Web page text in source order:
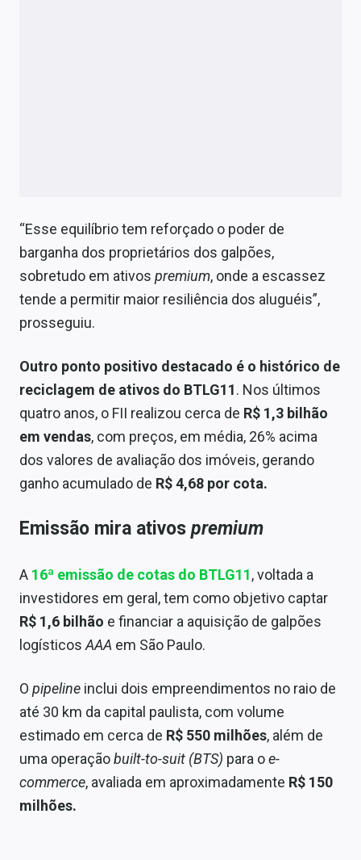
“Esse equilíbrio tem reforçado o poder de
barganha dos proprietários dos galpões,
sobretudo em ativos premium, onde a escassez
tende a permitir maior resiliência dos aluguéis”,
prosseguiu.
Outro ponto positivo destacado é o histórico de
reciclagem de ativos do BTLG11. Nos últimos
quatro anos, o FII realizou cerca de R$ 1,3 bilhão
em vendas, com preços, em média, 26% acima
dos valores de avaliação dos imóveis, gerando
ganho acumulado de R$ 4,68 por cota.
Emissão mira ativos premium
A 16ª emissão de cotas do BTLG11, voltada a
investidores em geral, tem como objetivo captar
R$ 1,6 bilhão e financiar a aquisição de galpões
logísticosAAA em São Paulo.
O pipeline inclui dois empreendimentos no raio de
até 30 km da capital paulista, com volume
estimado em cerca de R$ 550 milhões, além de
uma operaçãobuilt-to-suit (BTS) para oe-
commerce, avaliada em aproximadamente R$ 150
milhões.